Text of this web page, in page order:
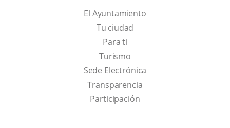
El Ayuntamiento
Tu ciudad
Para ti
TurismoThis
link
will
open
Sede Electrónica
Transparencia
Participación